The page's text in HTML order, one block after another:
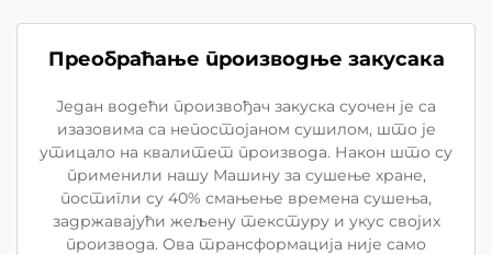
Преобраћање производње закусака
Један водећи произвођач закуска суочен је са
изазовима са непостојаном сушилом, што је
утицало на квалитет производа. Након што су
применили нашу Машину за сушење хране,
постигли су 40% смањење времена сушења,
задржавајући жељену текстуру и укус својих
производа. Ова трансформација није само